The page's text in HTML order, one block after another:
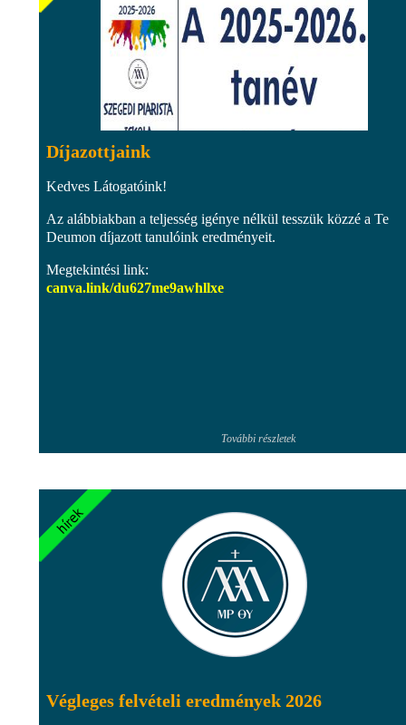
Díjazottjaink
Kedves Látogatóink!
Az alábbiakban a teljesség igénye nélkül tesszük közzé a Te
Deumon díjazott tanulóink eredményeit.
Megtekintési link:
canva.link/du627me9awhllxe
További részletek
Végleges felvételi eredmények 2026